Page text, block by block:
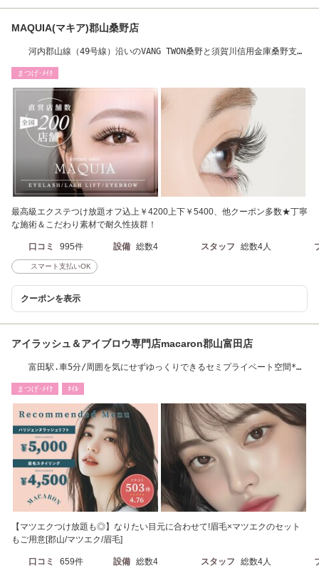
MAQUIA(マキア)郡山桑野店
河内郡山線（49号線）沿いのVANG TWON桑野と須賀川信用金庫桑野支店
まつげ･ﾒｲｸ
最高級エクステつけ放題オフ込上￥4200上下￥5400、他クーポン多数★丁寧
な施術＆こだわり素材で耐久性抜群！
口コミ 995件 設備 総数4 スタッフ 総数4人
スマート支払いOK
クーポンを表示
アイラッシュ＆アイブロウ専門店macaron郡山富田店
富田駅.車5分/周囲を気にせずゆっくりできるセミプライベート空間*お
まつげ･ﾒｲｸ ﾈｲﾙ
【マツエクつけ放題も◎】なりたい目元に合わせて!眉毛×マツエクのセット
もご用意[郡山/マツエク/眉毛]
口コミ 659件 設備 総数4 スタッフ 総数4人